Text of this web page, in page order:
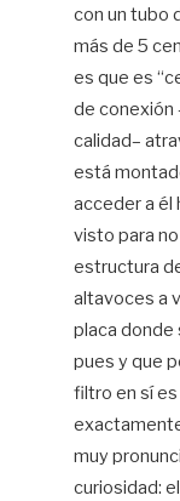
con un tubo
más de 5
es que es
de conexión
calidad–
está
acceder a él
visto para
estructura
altavoces a
placa donde
pues y que
filtro en sí
muy
curiosidad: